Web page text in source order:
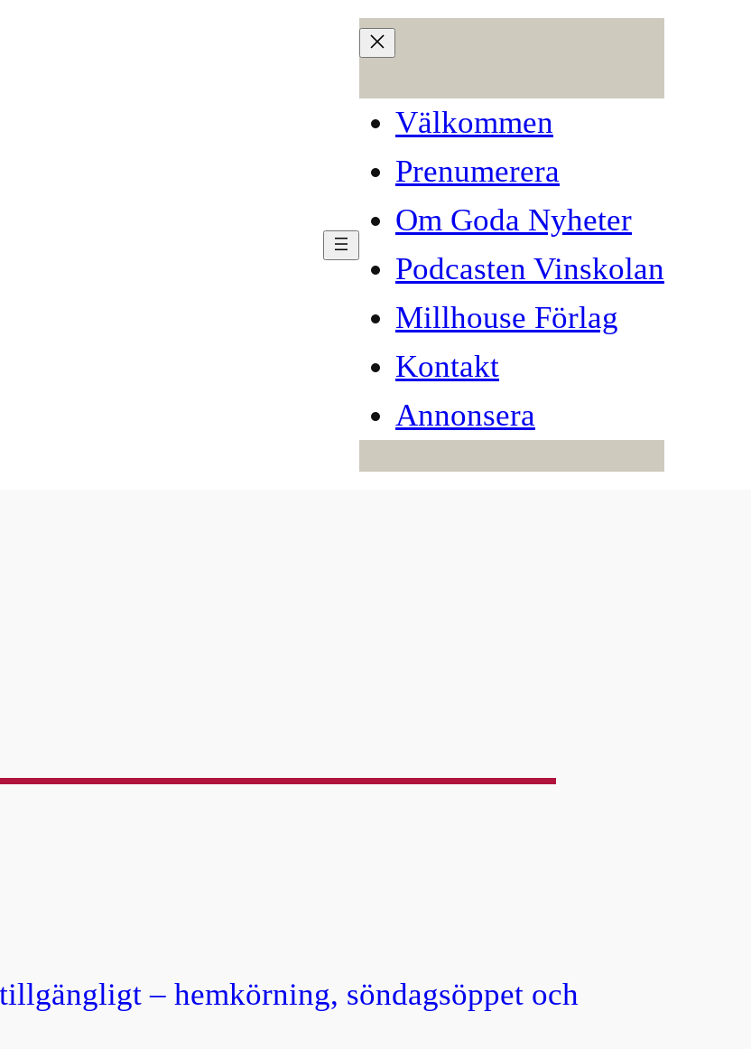
Välkommen
Prenumerera
Om Goda Nyheter
Podcasten Vinskolan
Millhouse Förlag
Kontakt
Annonsera
– hemkörning, söndagsöppet och